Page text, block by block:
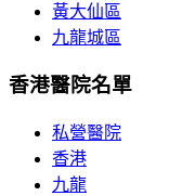
黃大仙區
九龍城區
香港醫院名單
私營醫院
香港
九龍